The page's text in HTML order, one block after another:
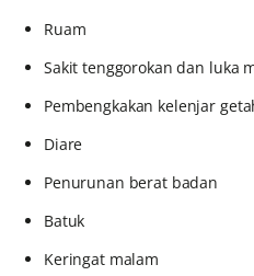
Ruam
Sakit tenggorokan dan luka
Pembengkakan kelenjar
Diare
Penurunan berat badan
Batuk
Keringat malam